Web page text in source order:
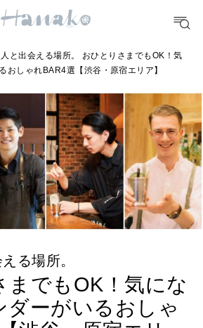
] Monthly Love Holoscope
り愛のタロットメッセージ
学がわかる今月のあなた
HEALTH
自分にやさしく
知る、考える
MAMA
ママもいろいろ
SUSTAINABLE
CULTURE
自分を耕す
と出会える場所。 おひとりさまでもOK！気
おしゃれBAR4選【渋谷・原宿エリア】
る場所。
までもOK！気にな
ダーがいるおしゃ